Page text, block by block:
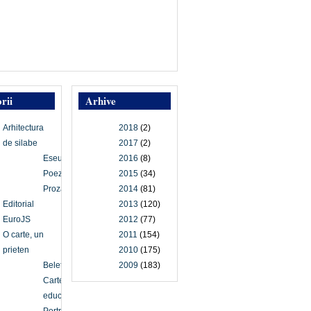
Arhive
2018 (2)
2017 (2)
2016 (8)
2015 (34)
2014 (81)
2013 (120)
2012 (77)
2011 (154)
2010 (175)
2009 (183)
Arhitectura
de silabe
Eseu
Poezie
Proză
Editorial
EuroJS
O carte, un
prieten
Beletristică
Carte
educațională